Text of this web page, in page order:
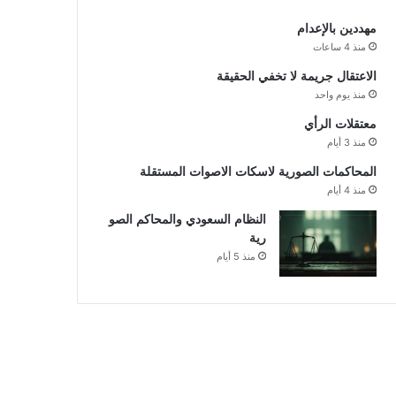
مهددين بالإعدام
منذ 4 ساعات
الاعتقال جريمة لا تخفي الحقيقة
منذ يوم واحد
معتقلات الرأي
منذ 3 أيام
المحاكمات الصورية لاسكات الاصوات المستقلة
منذ 4 أيام
النظام السعودي والمحاكم الصو
رية
منذ 5 أيام